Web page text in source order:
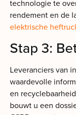
technologie te
rendement en de
elektrische
Stap 3:
Leveranciers van
waardevolle
en
bouwt u een